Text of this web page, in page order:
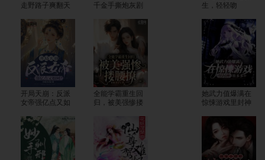
走野路子爽翻天
千金手撕炮灰剧
生，轻轻吻
开局天崩：反派
女帝强亿点又如
全能学霸重生回
归，被美强惨搂
她武力值爆满在
惊悚游戏里封神